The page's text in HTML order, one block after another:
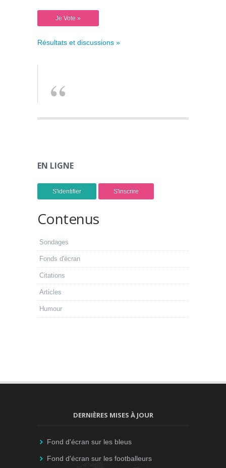
Résultats et discussions »
EN LIGNE
S'identifier S'inscrire
Contenus
Sondages
Fonds d'écran
Citations
Articles
Humour
DERNIÈRES MISES À JOUR
Fond d'écran sur les bleus
Fond d'écran sur les footballeurs